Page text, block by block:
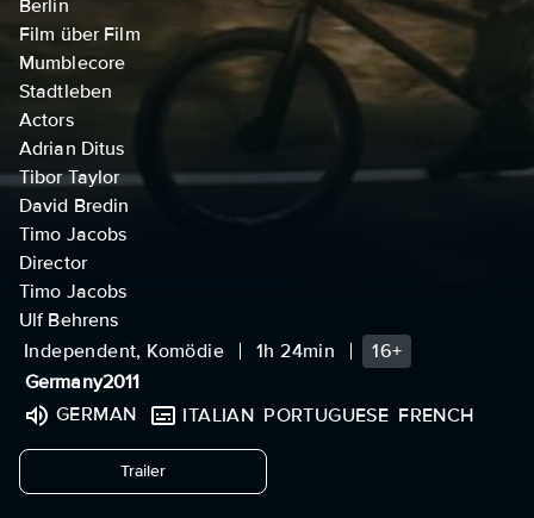
Berlin
Film über Film
Mumblecore
Stadtleben
Actors
Adrian Ditus
Tibor Taylor
David Bredin
Timo Jacobs
Director
Timo Jacobs
Ulf Behrens
Independent, Komödie
1h 24min
16+
Germany2011
GERMAN
ITALIAN PORTUGUESE FRENCH
Trailerundefined